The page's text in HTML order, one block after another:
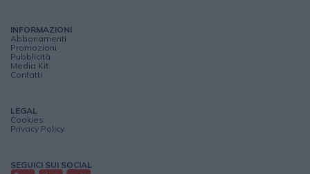
INFORMAZIONI
Abbonamenti
Promozioni
Pubblicità
Media Kit
Contatti
LEGAL
Cookies
Privacy Policy
SEGUICI SUI SOCIAL